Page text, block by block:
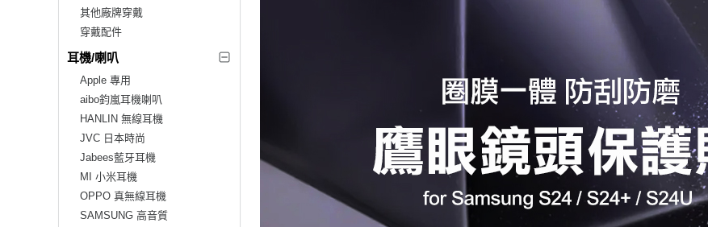
其他廠牌穿戴
穿戴配件
耳機/喇叭
Apple 專用
aibo鈞嵐耳機喇叭
HANLIN 無線耳機
JVC 日本時尚
Jabees藍牙耳機
MI 小米耳機
OPPO 真無線耳機
SAMSUNG 高音質